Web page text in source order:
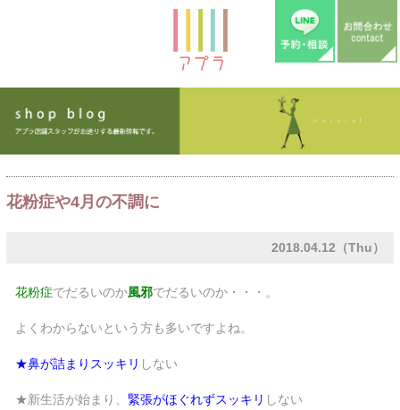
花粉症や4月の不調に
2018.04.12（Thu）
花粉症でだるいのか風邪でだるいのか・・・。
よくわからないという方も多いですよね。
★鼻が詰まりスッキリ しない
★新生活が始まり、 緊張がほぐれずスッキリ しない